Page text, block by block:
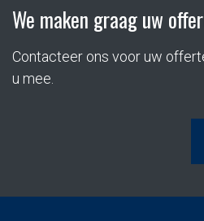
We maken graag uw
Contacteer ons voor uw
u mee.